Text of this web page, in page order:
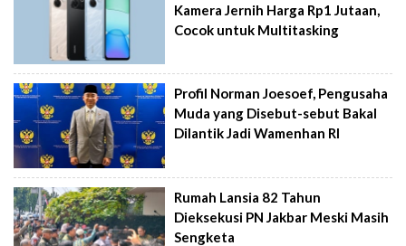
Kamera Jernih Harga Rp1 Jutaan,
Cocok untuk Multitasking
Profil Norman Joesoef, Pengusaha
Muda yang Disebut-sebut Bakal
Dilantik Jadi Wamenhan RI
Rumah Lansia 82 Tahun
Dieksekusi PN Jakbar Meski Masih
Sengketa